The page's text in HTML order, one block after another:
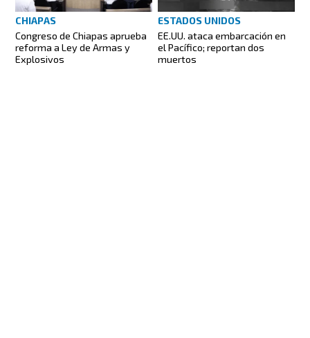
CHIAPAS
Congreso de Chiapas aprueba
reforma a Ley de Armas y
Explosivos
ESTADOS UNIDOS
EE.UU. ataca embarcación en
el Pacífico; reportan dos
muertos